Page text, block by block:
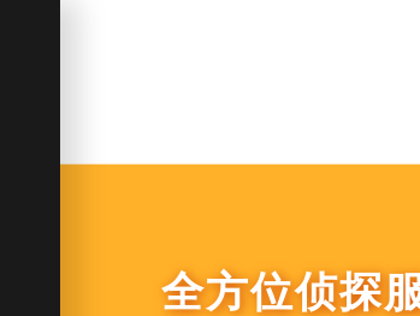
全方位侦探